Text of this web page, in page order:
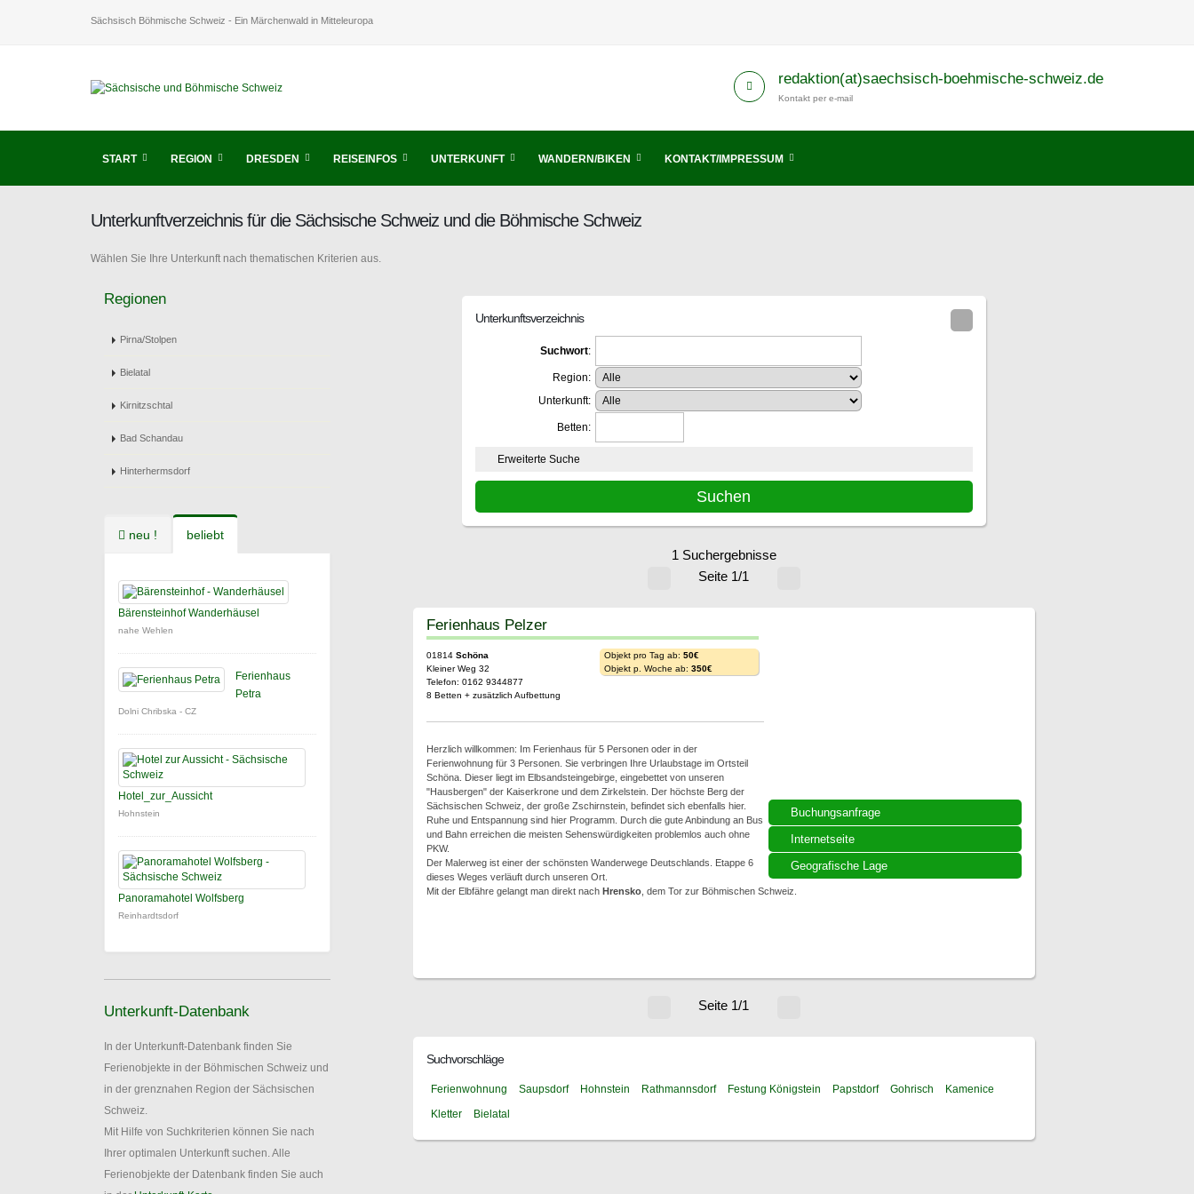
Sächsisch Böhmische Schweiz - Ein Märchenwald in Mitteleuropa
redaktion(at)saechsisch-boehmische-schweiz.de
Kontakt per e-mail
START REGION DRESDEN REISEINFOS UNTERKUNFT WANDERN/BIKEN KONTAKT/IMPRESSUM
Unterkunftverzeichnis für die Sächsische Schweiz und die Böhmische Schweiz
Wählen Sie Ihre Unterkunft nach thematischen Kriterien aus.
Regionen
Pirna/Stolpen
Bielatal
Kirnitzschtal
Bad Schandau
Hinterhermsdorf
neu ! beliebt
Bärensteinhof Wanderhäusel
nahe Wehlen
Ferienhaus
Petra
Dolni Chribska - CZ
Hotel_zur_Aussicht
Hohnstein
Panoramahotel Wolfsberg
Reinhardtsdorf
Unterkunft-Datenbank
In der Unterkunft-Datenbank finden Sie
Ferienobjekte in der Böhmischen Schweiz und
in der grenznahen Region der Sächsischen
Schweiz.
Mit Hilfe von Suchkriterien können Sie nach
Ihrer optimalen Unterkunft suchen. Alle
Ferienobjekte der Datenbank finden Sie auch
Unterkunftsverzeichnis
Suchwort:
Region:
Unterkunft:
Betten:
Erweiterte Suche
1 Suchergebnisse
Seite 1/1
Buchungsanfrage
Internetseite
Geografische Lage
Ferienhaus Pelzer
01814 Schöna
Kleiner Weg 32
Telefon: 0162 9344877
8 Betten + zusätzlich Aufbettung
Objekt pro Tag ab: 50€
Objekt p. Woche ab: 350€
Herzlich willkommen: Im Ferienhaus für 5 Personen oder in der
Ferienwohnung für 3 Personen. Sie verbringen Ihre Urlaubstage im Ortsteil
Schöna. Dieser liegt im Elbsandsteingebirge, eingebettet von unseren
"Hausbergen" der Kaiserkrone und dem Zirkelstein. Der höchste Berg der
Sächsischen Schweiz, der große Zschirnstein, befindet sich ebenfalls hier.
Ruhe und Entspannung sind hier Programm. Durch die gute Anbindung an Bus
und Bahn erreichen die meisten Sehenswürdigkeiten problemlos auch ohne
PKW.
Der Malerweg ist einer der schönsten Wanderwege Deutschlands. Etappe 6
dieses Weges verläuft durch unseren Ort.
Mit der Elbfähre gelangt man direkt nach Hrensko, dem Tor zur Böhmischen Schweiz.
Seite 1/1
Suchvorschläge
Ferienwohnung Saupsdorf Hohnstein Rathmannsdorf Festung Königstein Papstdorf Gohrisch
Kamenice
Kletter
Bielatal